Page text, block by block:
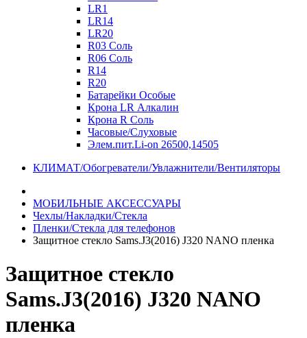
LR1
LR14
LR20
R03 Соль
R06 Соль
R14
R20
Батарейки Особые
Крона LR Алкалин
Крона R Соль
Часовые/Слуховые
Элем.пит.Li-on 26500,14505
КЛИМАТ/Обогреватели/Увлажнители/Вентиляторы
МОБИЛЬНЫЕ АКСЕССУАРЫ
Чехлы/Накладки/Стекла
Пленки/Стекла для телефонов
Защитное стекло Sams.J3(2016) J320 NANO пленка
Защитное стекло
Sams.J3(2016) J320 NANO
пленка